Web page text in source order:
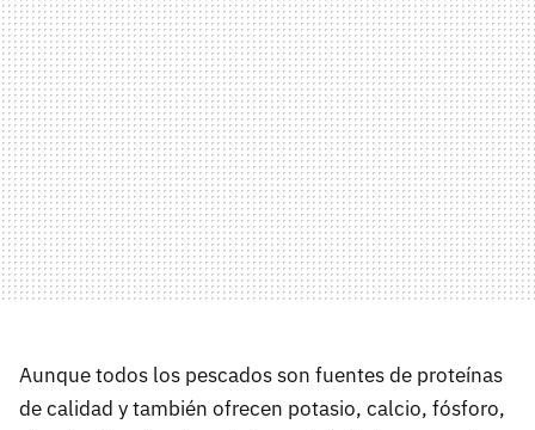
Aunque todos los pescados son fuentes de proteínas
de calidad y también ofrecen potasio, calcio, fósforo,